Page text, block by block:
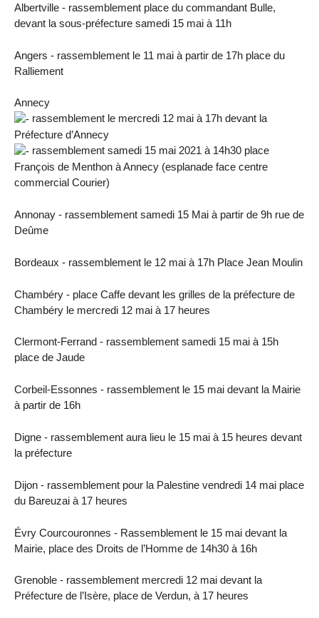
Albertville - rassemblement place du commandant Bulle,
devant la sous-préfecture samedi 15 mai à 11h
Angers - rassemblement le 11 mai à partir de 17h place du
Ralliement
Annecy
rassemblement le mercredi 12 mai à 17h devant la
Préfecture d’Annecy
rassemblement samedi 15 mai 2021 à 14h30 place
François de Menthon à Annecy (esplanade face centre
commercial Courier)
Annonay - rassemblement samedi 15 Mai à partir de 9h rue de
Deûme
Bordeaux - rassemblement le 12 mai à 17h Place Jean Moulin
Chambéry - place Caffe devant les grilles de la préfecture de
Chambéry le mercredi 12 mai à 17 heures
Clermont-Ferrand - rassemblement samedi 15 mai à 15h
place de Jaude
Corbeil-Essonnes - rassemblement le 15 mai devant la Mairie
à partir de 16h
Digne - rassemblement aura lieu le 15 mai à 15 heures devant
la préfecture
Dijon - rassemblement pour la Palestine vendredi 14 mai place
du Bareuzai à 17 heures
Évry Courcouronnes - Rassemblement le 15 mai devant la
Mairie, place des Droits de l’Homme de 14h30 à 16h
Grenoble - rassemblement mercredi 12 mai devant la
Préfecture de l’Isère, place de Verdun, à 17 heures